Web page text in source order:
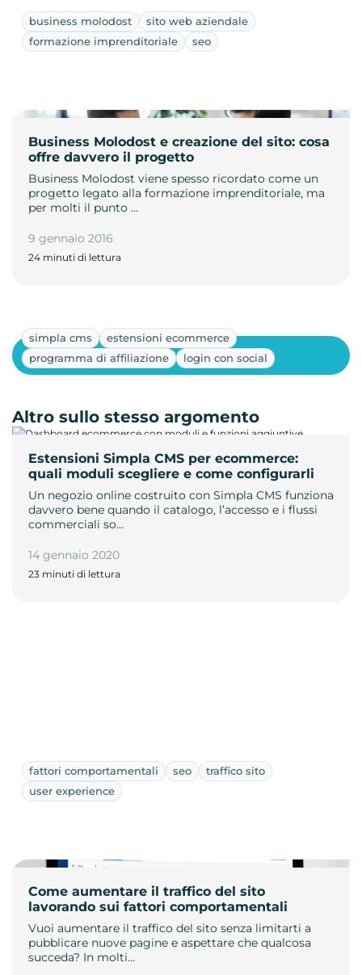
business molodost
sito web aziendale
formazione imprenditoriale
seo
Business Molodost e creazione del sito: cosa
offre davvero il progetto
Business Molodost viene spesso ricordato come un
progetto legato alla formazione imprenditoriale, ma
per molti il punto …
9 gennaio 2016
24 minuti di lettura
simpla cms
estensioni ecommerce
programma di affiliazione
login con social
Estensioni Simpla CMS per ecommerce:
quali moduli scegliere e come configurarli
Un negozio online costruito con Simpla CMS funziona
davvero bene quando il catalogo, l’accesso e i flussi
commerciali so…
14 gennaio 2020
23 minuti di lettura
Mostra altri
Altro sullo stesso argomento
fattori comportamentali seo
traffico sito
user experience
Come aumentare il traffico del sito
lavorando sui fattori comportamentali
Vuoi aumentare il traffico del sito senza limitarti a
pubblicare nuove pagine e aspettare che qualcosa
succeda? In molti…